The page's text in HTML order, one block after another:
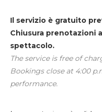
Il servizio è gratuito
Chiusura prenotazioni
spettacolo.
The service is free of
Bookings close at 4:00
performance.